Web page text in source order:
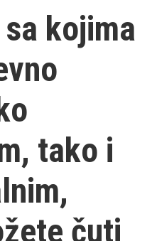
kojima
tako i
čuti